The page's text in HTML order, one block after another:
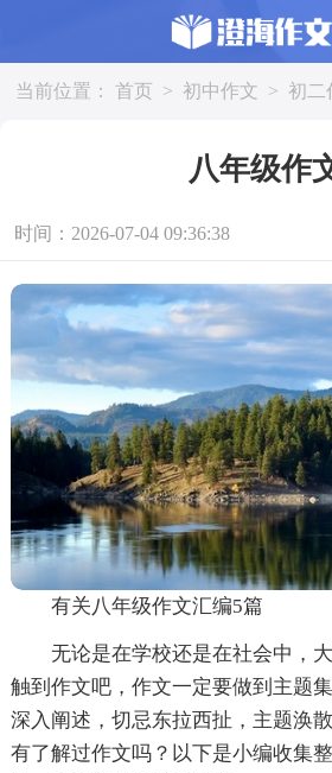
当前位置： 首页 > 初中作文 > 初二
八年级作
时间：2026-07-04 09:36:38
有关八年级作文汇编5篇
无论是在学校还是在社会中，
触到作文吧，作文一定要做到主题
深入阐述，切忌东拉西扯，主题涣
有了解过作文吗？以下是小编收集